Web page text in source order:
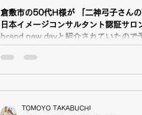
が好きですしソフトエレガントも好き
信を持って好きなものが着れるのが嬉
笑顔でおっしゃってくださいました＾
知る」には資格保有のプロ診断が受け
1300名以上の実績から導かれた正確な
倉敷市の50代H様が 「二神弓子さんのYouTubeで、 全
日本イメージコンサルタント認証サロンは 岡山
brand new dayと紹介されていたので
診断・顔タイプ診断・ベストカラー診
り、 さらにショッピング同行、メイクレッスンもご依頼
ームオータム （イエベ秋） 骨格 ラフウェーブ 顔タ
TOMOYO TAKABUCHI